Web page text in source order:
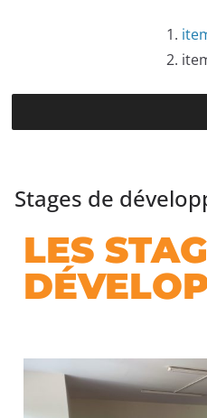
Stages de
LES